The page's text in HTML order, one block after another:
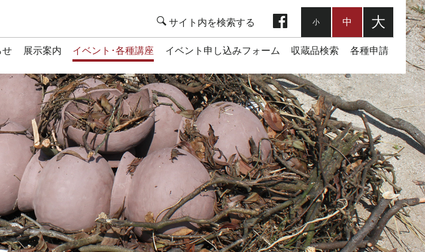
せ 展示案内 イベント･各種講座 イベント申し込みフォーム 収蔵品検索 各種申請
小 中 大